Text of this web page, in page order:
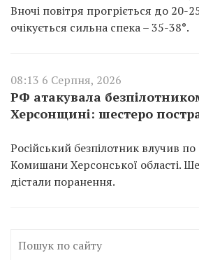
Вночі повітря прогріється до 20-
очікується сильна спека – 35-38°.
08:13 6 Серпня, 2026
РФ атакувала
Херсонщині: шестеро
Російський безпілотник влучив
Комишани Херсонської області.
дістали поранення.